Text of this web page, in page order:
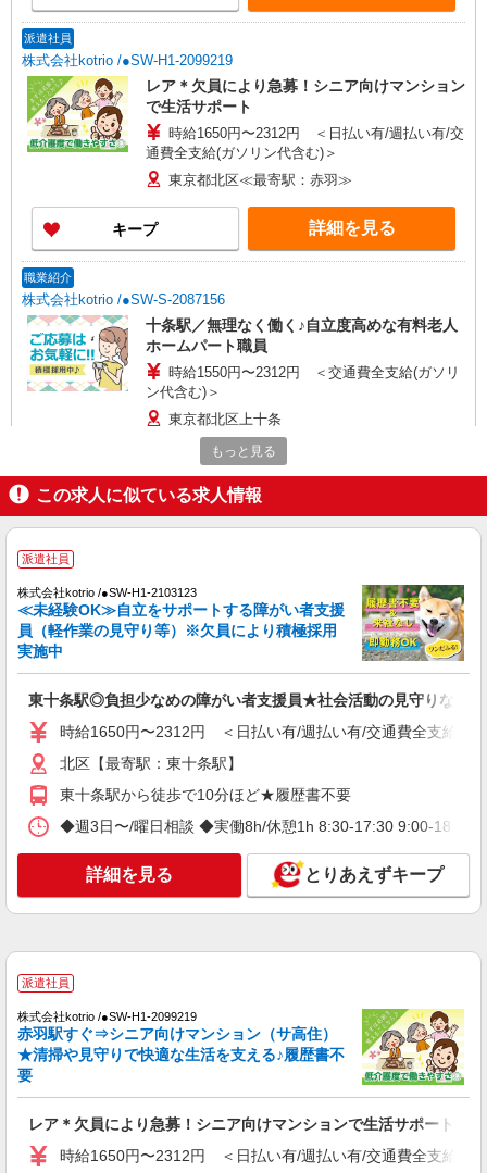
派遣社員
株式会社kotrio /●SW-H1-2099219
レア＊欠員により急募！シニア向けマンション
で生活サポート
時給1650円〜2312円 ＜日払い有/週払い有/交
通費全支給(ガソリン代含む)＞
東京都北区≪最寄駅：赤羽≫
キープ 詳細を見る
職業紹介
株式会社kotrio /●SW-S-2087156
十条駅／無理なく働く♪自立度高めな有料老人
ホームパート職員
時給1550円〜2312円 ＜交通費全支給(ガソリ
ン代含む)＞
東京都北区上十条
職業紹介
援施設
【正社員】月給240,000〜400,000円 ・基本
給：200,000円〜220,000円 ・資格手当：10,000〜
30,000円 ・役職手当：10,000〜70,000円 ・処遇改
善手当：20,000〜60,000円（勤続年数、保有資格
により変動） ・固定残業手当：20,000円（10時
間） ※固定残業時間を超過する場合には超過勤務
手当として別途支給 ・夜勤手当：10,000円/1回
歓迎 ・認知症介護基礎研修 ・初任者研修 ・実務
者研修 ・介護福祉士 など
キープ 詳細を見る
派遣社員
株式会社kotrio /●SW-H1-2077345
東十条駅▼シニアマンション▼フロアの巡回や
安否確認など
時給1650円〜2312円 ＜日払い有/週払い有/交
通費全支給(ガソリン代含む)＞
東京都北区
派遣社員
株式会社kotrio /●SW-H1-1943941
東十条駅▼綺麗なサ高住で生活ケア▼清掃やフ
ロアの巡回など
時給1650円〜2312円 ＜日払い有/週払い有/交
北区【最寄駅：東十条駅】
もっと見る
この求人に似ている求人情報
派遣社員
株式会社kotrio /●SW-H1-2103123
≪未経験OK≫自立をサポートする障がい者支援
員（軽作業の見守り等）※欠員により積極採用
実施中
東十条駅◎負担少なめの障がい者支援員★社会活動の見守りなど
時給1650円〜2312円 ＜日払い有/週払い有/交通費全支給(ガ
北区【最寄駅：東十条駅】
東十条駅から徒歩で10分ほど★履歴書不要
◆週3日〜/曜日相談 ◆実働8h/休憩1h 8:30-17:30 9:00-18:00
詳細を見る とりあえずキープ
派遣社員
株式会社kotrio /●SW-H1-2099219
赤羽駅すぐ⇒シニア向けマンション（サ高住）
★清掃や見守りで快適な生活を支える♪履歴書不
要
レア＊欠員により急募！シニア向けマンションで生活サポート
時給1650円〜2312円 ＜日払い有/週払い有/交通費全支給(ガ